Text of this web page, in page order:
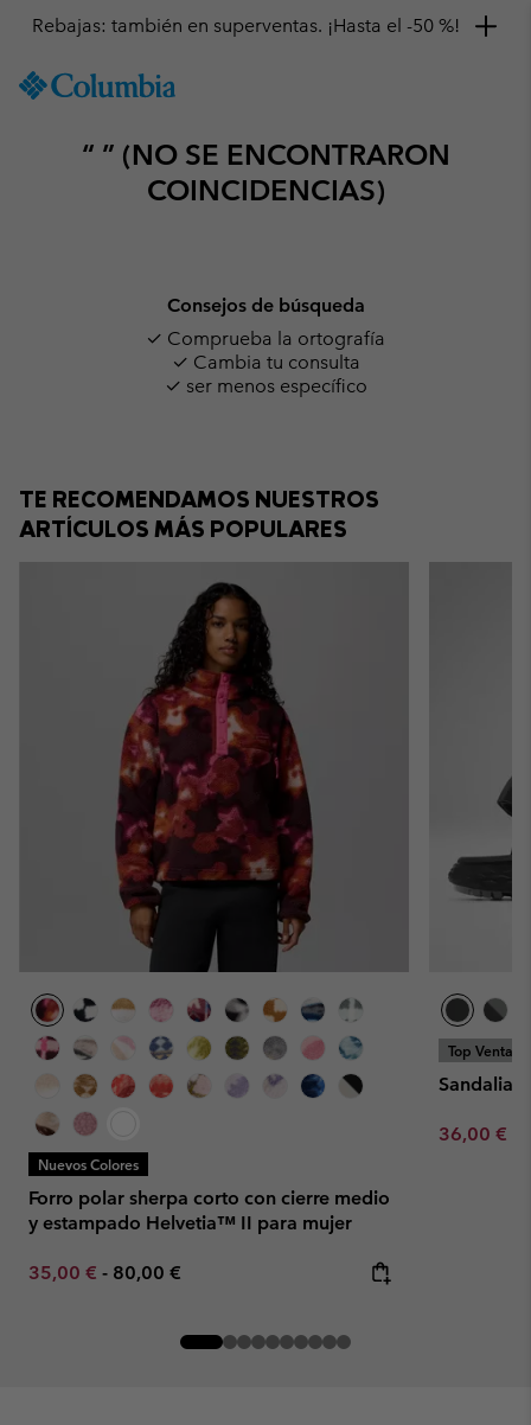
TO
SKIP
Rebajas: también en superventas. ¡Hasta el -50 %!
“ ” (NO SE ENCONTRARON
COINCIDENCIAS)
Consejos de búsqueda
✓ Comprueba la ortografía
✓ Cambia tu consulta
✓ ser menos específico
TE RECOMENDAMOS NUESTROS
ARTÍCULOS MÁS POPULARES
Nuevos Colores
Forro polar sherpa corto con cierre medio
y estampado Helvetia™ II para mujer
Minimum sale price:
35,00 € - Maximum price:
80,00 €
Top Ventas
Minimum
36,00 €